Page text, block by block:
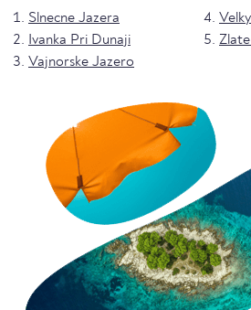
Slnecne Jazera
Ivanka Pri Dunaji
Vajnorske Jazero